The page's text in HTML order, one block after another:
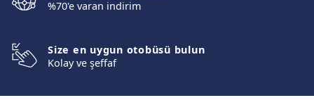
%70'e varan indirim
Size en uygun otobüsü bulun
Kolay ve şeffaf